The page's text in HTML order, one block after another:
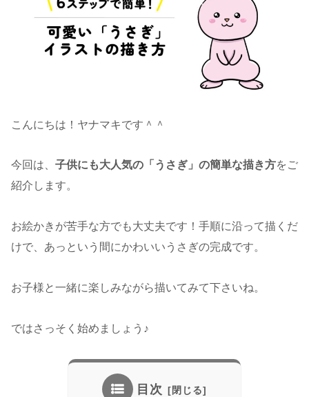
こんにちは！ヤナマキです＾＾
今回は、 子供にも大人気の「うさぎ」の簡単な描き方をご
紹介します。
お絵かきが苦手な方でも大丈夫です！手順に沿って描くだ
けで、あっという間にかわいいうさぎの完成です。
お子様と一緒に楽しみながら描いてみて下さいね。
ではさっそく始めましょう♪
目次